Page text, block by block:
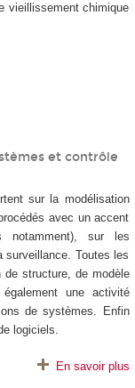
vieillissement chimique
et contrôle
sur la modélisation
avec un accent
notamment), sur les
surveillance. Toutes les
structure, de modèle
également une activité
de systèmes. Enfin
logiciels.
En savoir plus